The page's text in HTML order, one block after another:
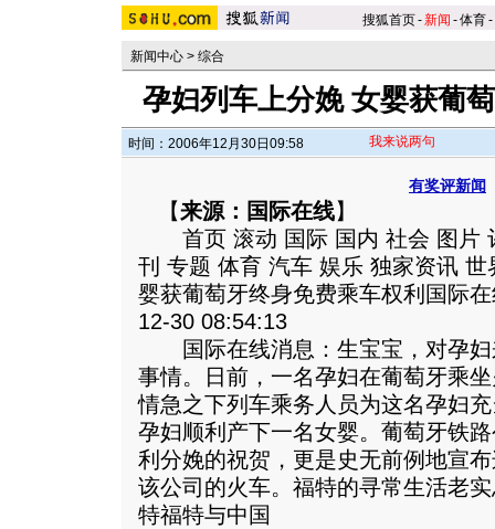
搜狐首页-新闻 -体育-
新闻中心 > 综合
孕妇列车上分娩 女婴获葡
时间：2006年12月30日09:58 我来说两句
有奖评新闻
【来源：国际在线】
首页 滚动 国际 国内 社会 图片
刊 专题 体育 汽车 娱乐 独家资讯
婴获葡萄牙终身免费乘车权利国际
12-30 08:54:13
国际在线消息：生宝宝，对孕妇
事情。
日前，一名孕妇在葡萄牙乘
情急之下列车乘务人员为这名孕妇
孕妇顺利产下一名女婴。葡萄牙铁
利分娩的祝贺，更是史无前例地宣
该公司的火车。福特的寻常生活老
特福特与中国